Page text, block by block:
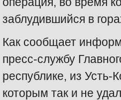
заблудившийся в
Как сообщает
пресс-службу
республике, из Усть-
которым так и не